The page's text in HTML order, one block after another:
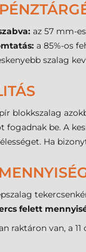
az 57 mm-
a 85%-os
szalag
blokkszalag
fogadnak be. A
Ha
felett
raktáron van, a